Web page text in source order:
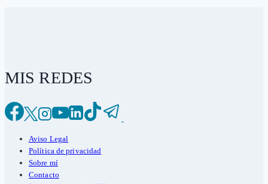
MIS REDES
Aviso Legal
Política de privacidad
Sobre mí
Contacto